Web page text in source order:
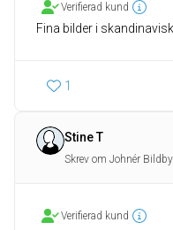
Verifierad kund
Fina bilder i
1
Stine T
Skrev om Johnér
Verifierad kund